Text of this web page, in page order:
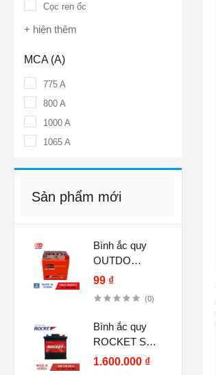
Cọc ren ốc
+ hiện thêm
MCA (A)
775 A
800 A
1000 A
1065 A
Sản phẩm mới
Bình ắc quy
OUTDO
YB32L-BS GEL
99 ₫
(0)
Bình ắc quy
ROCKET SMF
DIN 54018 12V
1.600.000 ₫